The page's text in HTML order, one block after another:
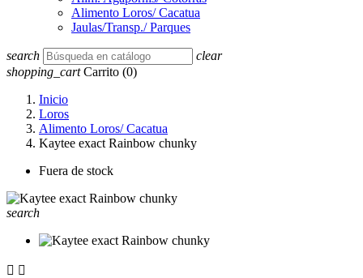
Alimento Loros/ Cacatua
Jaulas/Transp./ Parques
search
clear
shopping_cart Carrito (0)
Inicio
Loros
Alimento Loros/ Cacatua
Kaytee exact Rainbow chunky
Fuera de stock
search
 